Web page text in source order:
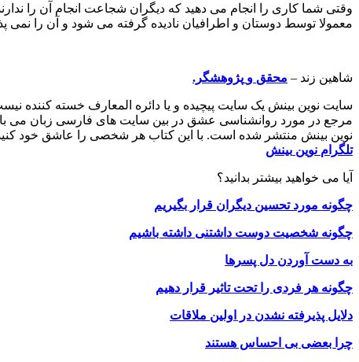
وقتی شما کاری را انجام می دهید که دیگران شجاعت انجام آن را
معمولا توسط دوستان و اطرافیان نادیده گرفته می شود و آن را نمی
شاهین زند – محقق و پژوهشگر.
سایت نوین بینش یک سایت پیچیده و یا دائره المعارف خسته کننده
مرجع در مورد روانشناسی عشق در بین سایت های فارسی زبان می
نوین بینش منتشر شده است. با این کتاب هر شخصی را عاشق خود کنید
تلگرام نوین بینش
آیا می خواهید بیشتر بدانید؟
چگونه مورد تحسین دیگران قرار بگیریم
چگونه شخصیت دوست داشتنی داشته باشیم
به دست آوردن دل پسرها
چگونه هر فردی را تحت تاثیر قرار دهیم
دلایل پذیرفته نشدن در اولین ملاقات
چرا بعضی بی احساس هستند